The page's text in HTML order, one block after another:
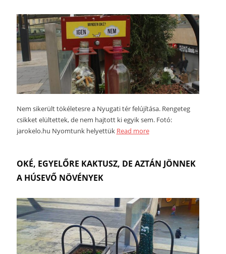
Nem sikerült tökéletesre a Nyugati tér felújítása. Rengeteg
csikket elültettek, de nem hajtott ki egyik sem. Fotó:
jarokelo.hu Nyomtunk helyettük Read more
OKÉ, EGYELŐRE KAKTUSZ, DE AZTÁN JÖNNEK
A HÚSEVŐ NÖVÉNYEK